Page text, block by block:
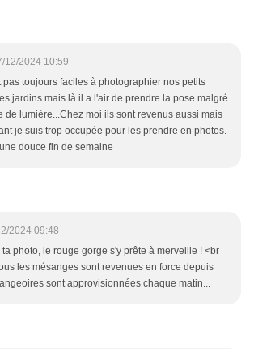
12/2024 10:59
pas toujours faciles à photographier nos petits
jardins mais là il a l'air de prendre la pose malgré
de lumière...Chez moi ils sont revenus aussi mais
je suis trop occupée pour les prendre en photos.
douce fin de semaine
2024 09:48
photo, le rouge gorge s'y prête à merveille ! <br
les mésanges sont revenues en force depuis
sont approvisionnées chaque matin...